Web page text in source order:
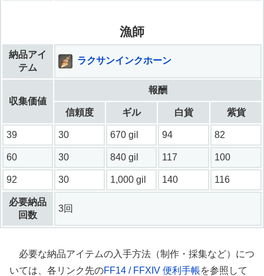
漁師
納品アイ
テム
ラクサンインクホーン
収集価値
報酬
信頼度 ギル 白貨 紫貨
39 30 670 gil 94 82
60 30 840 gil 117 100
92 30 1,000 gil 140 116
必要納品
回数
3回
必要な納品アイテムの入手方法（制作・採集など）につ
いては、各リンク先のFF14 / FFXIV 便利手帳を参照して